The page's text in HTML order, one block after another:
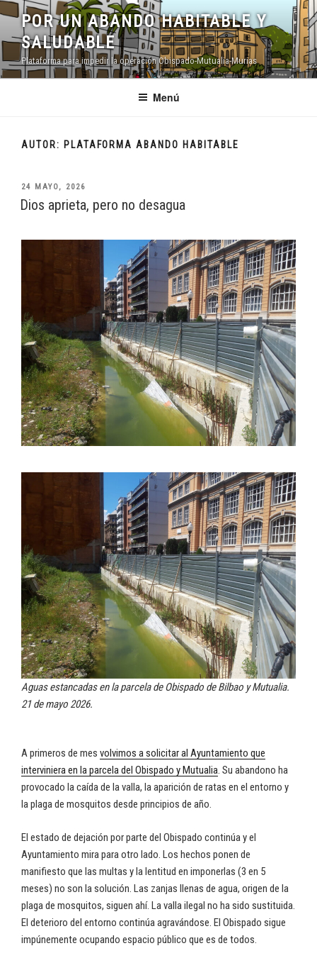
Saltar
contenido
POR UN ABANDO HABITABLE Y
SALUDABLE
Plataforma para impedir la operación Obispado-Mutualia-Murias
Menú
AUTOR: PLATAFORMA ABANDO HABITABLE
PUBLICADO
EL
24 MAYO, 2026
Dios aprieta, pero no desagua
Aguas estancadas en la parcela de Obispado de Bilbao y Mutualia.
21 de mayo 2026.
A primeros de mes volvimos a solicitar al Ayuntamiento que
interviniera en la parcela del Obispado y Mutualia. Su abandono ha
provocado la caída de la valla, la aparición de ratas en el entorno y
la plaga de mosquitos desde principios de año.
El estado de dejación por parte del Obispado continúa y el
Ayuntamiento mira para otro lado. Los hechos ponen de
manifiesto que las multas y la lentitud en imponerlas (3 en 5
meses) no son la solución. Las zanjas llenas de agua, origen de la
plaga de mosquitos, siguen ahí. La valla ilegal no ha sido sustituida.
El deterioro del entorno continúa agravándose. El Obispado sigue
impúnemente ocupando espacio público que es de todos.